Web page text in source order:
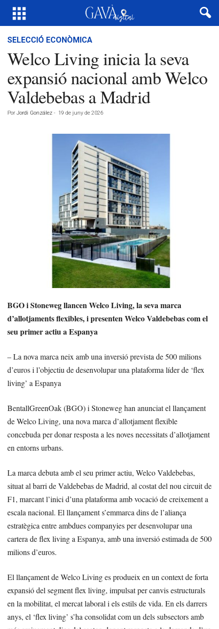
SELECCIÓ ECONÒMICA
Welco Living inicia la seva
expansió nacional amb Welco
Valdebebas a Madrid
Por Jordi González - 19 de juny de 2026
BGO i Stoneweg llancen Welco Living, la seva marca
d’allotjaments flexibles, i presenten Welco Valdebebas com el
seu primer actiu a Espanya
– La nova marca neix amb una inversió prevista de 500 milions
d’euros i l’objectiu de desenvolupar una plataforma líder de ‘flex
living’ a Espanya
BentallGreenOak (BGO) i Stoneweg han anunciat el llançament
de Welco Living, una nova marca d’allotjament flexible
concebuda per donar resposta a les noves necessitats d’allotjament
en entorns urbans.
La marca debuta amb el seu primer actiu, Welco Valdebebas,
situat al barri de Valdebebas de Madrid, al costat del nou circuit de
F1, marcant l’inici d’una plataforma amb vocació de creixement a
escala nacional. El llançament s’emmarca dins de l’aliança
estratègica entre ambdues companyies per desenvolupar una
cartera de flex living a Espanya, amb una inversió estimada de 500
milions d’euros.
El llançament de Welco Living es produeix en un context de forta
expansió del segment flex living, impulsat per canvis estructurals
en la mobilitat, el mercat laboral i els estils de vida. En els darrers
anys, el ‘flex living’ s’ha consolidat com un dels subsectors amb